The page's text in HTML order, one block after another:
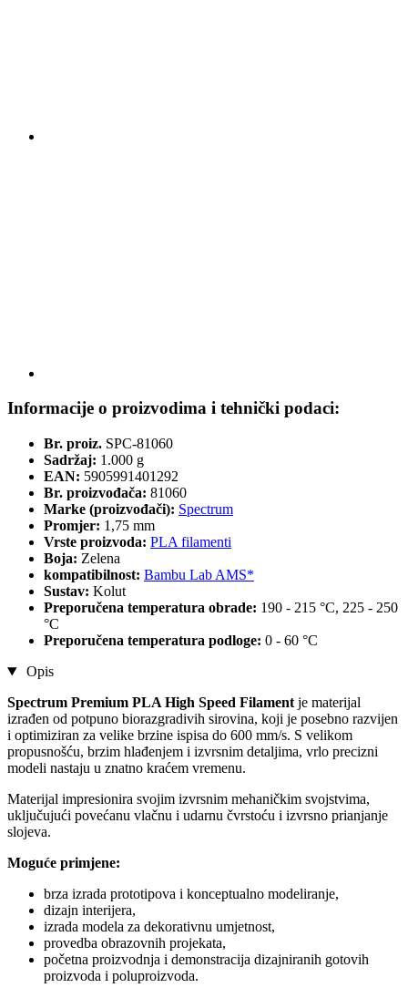
Informacije o proizvodima i tehnički podaci:
Br. proiz. SPC-81060
Sadržaj: 1.000 g
EAN: 5905991401292
Br. proizvođača: 81060
Marke (proizvođači): Spectrum
Promjer: 1,75 mm
Vrste proizvoda: PLA filamenti
Boja: Zelena
kompatibilnost: Bambu Lab AMS*
Sustav: Kolut
Preporučena temperatura obrade: 190 - 215 °C, 225 - 250
°C
Preporučena temperatura podloge: 0 - 60 °C
Opis
Spectrum Premium PLA High Speed ​​​​Filament je materijal
izrađen od potpuno biorazgradivih sirovina, koji je posebno razvijen
i optimiziran za velike brzine ispisa do 600 mm/s. S velikom
propusnošću, brzim hlađenjem i izvrsnim detaljima, vrlo precizni
modeli nastaju u znatno kraćem vremenu.
Materijal impresionira svojim izvrsnim mehaničkim svojstvima,
uključujući povećanu vlačnu i udarnu čvrstoću i izvrsno prianjanje
slojeva.
Moguće primjene:
brza izrada prototipova i konceptualno modeliranje,
dizajn interijera,
izrada modela za dekorativnu umjetnost,
provedba obrazovnih projekata,
početna proizvodnja i demonstracija dizajniranih gotovih
proizvoda i poluproizvoda.